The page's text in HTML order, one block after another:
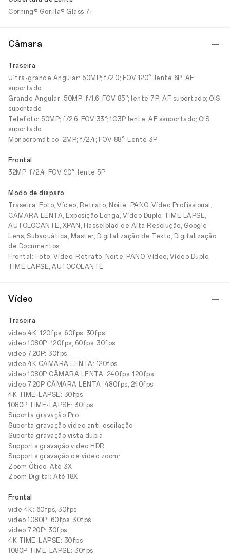
Corning® Gorilla® Glass 7i
Câmara
Traseira
Ultra-grande Angular: 50MP; f/2.0; FOV 120°; lente 6P; AF
suportado
Grande Angular: 50MP; f/1.6; FOV 85°; lente 7P; AF suportado; OIS
suportado
Telefoto: 50MP; f/2.6; FOV 33°; 1G3P lente; AF ssuportado; OIS
suportado
Monocromático: 2MP; f/2.4; FOV 88°; Lente 3P
Frontal
32MP; f/2.4; FOV 90°; lente 5P
Modo de disparo
Traseira: Foto, Vídeo, Retrato, Noite, PANO, Vídeo Profissional,
CÂMARA LENTA, Exposição Longa, Vídeo Duplo, TIME LAPSE,
AUTOLOCANTE, XPAN, Hasselblad de Alta Resolução, Google
Lens, Subaquática, Master, Digitalização de Texto, Digitalização
de Documentos
Frontal: Foto, Vídeo, Retrato, Noite, PANO, Vídeo, Vídeo Duplo,
TIME LAPSE, AUTOCOLANTE
Vídeo
Traseira
video 4K: 120fps, 60fps, 30fps
video 1080P: 120fps, 60fps, 30fps
video 720P: 30fps
video 4K CÂMARA LENTA: 120fps
video 1080P CÂMARA LENTA: 240fps, 120fps
video 720P CÂMARA LENTA: 480fps, 240fps
4K TIME-LAPSE: 30fps
1080P TIME-LAPSE: 30fps
Suporta gravação Pro
Suporta gravação video anti-oscilação
Suporta gravação vista dupla
Supports gravação video HDR
Supports gravação de video zoom:
Zoom Ótico: Até 3X
Zoom Digital: Até 18X
Frontal
vide 4K: 60fps, 30fps
video 1080P: 60fps, 30fps
video 720P: 30fps
4K TIME-LAPSE: 30fps
1080P TIME-LAPSE: 30fps